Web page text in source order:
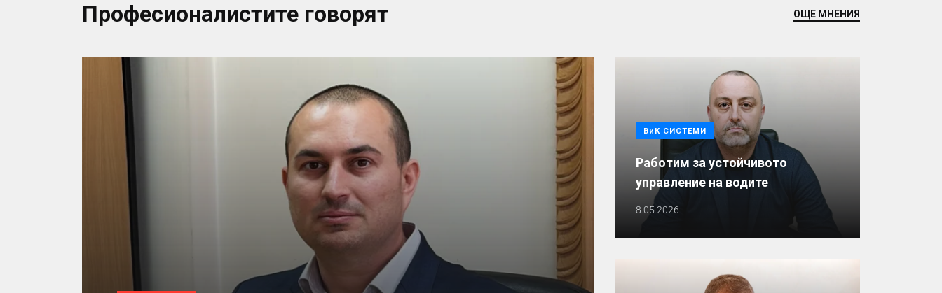
Професионалистите говорят ОЩЕ МНЕНИЯ
ВиК СИСТЕМИ
Работим за устойчивото
управление на водите
8.05.2026